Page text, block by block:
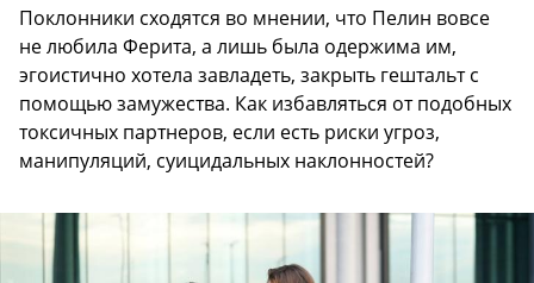
Поклонники сходятся во мнении, что Пелин вовсе
не любила Ферита, а лишь была одержима им,
эгоистично хотела завладеть, закрыть гештальт с
помощью замужества. Как избавляться от подобных
токсичных партнеров, если есть риски угроз,
манипуляций, суицидальных наклонностей?